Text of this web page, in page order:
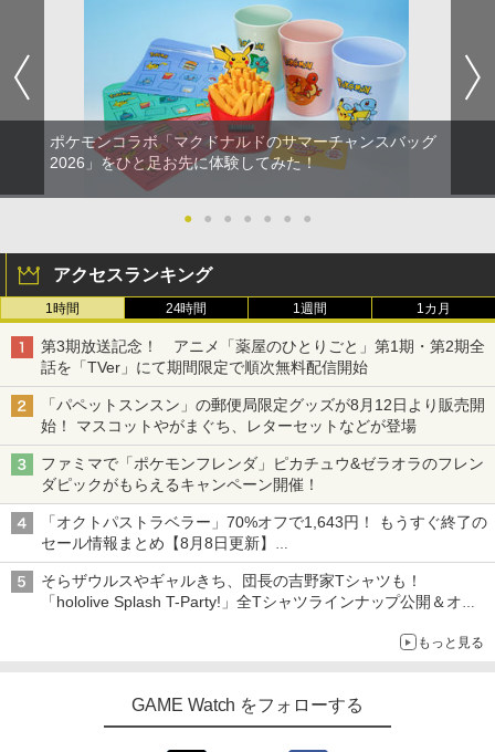
ポケモンコラボ「マクドナルドのサマーチャンスバッグ
2026」をひと足お先に体験してみた！
● ● ● ● ● ● ●
アクセスランキング
1時間 24時間 1週間 1カ月
第3期放送記念！ アニメ「薬屋のひとりごと」第1期・第2期全
話を「TVer」にて期間限定で順次無料配信開始
「パペットスンスン」の郵便局限定グッズが8月12日より販売開
始！ マスコットやがまぐち、レターセットなどが登場
ファミマで「ポケモンフレンダ」ピカチュウ&ゼラオラのフレン
ダピックがもらえるキャンペーン開催！
「オクトパストラベラー」70%オフで1,643円！ もうすぐ終了の
セール情報まとめ【8月8日更新】
ニンテンドーeショップでは「大神 絶景版」が67%オフで990円
そらザウルスやギャルきち、団長の吉野家Tシャツも！
「hololive Splash T-Party!」全Tシャツラインナップ公開＆オン
もっと見る
GAME Watch をフォローする